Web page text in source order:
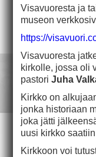
Visavuoresta ja
museon
https://
Visavuoresta
kirkolle, jossa oli
pastori Juha
Kirkko on
jonka historiaan
joka jätti
uusi kirkko
Kirkkoon voi